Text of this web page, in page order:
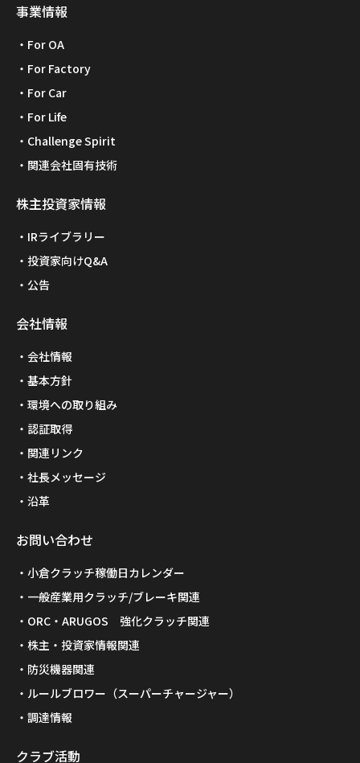
事業情報
For OA
For Factory
For Car
For Life
Challenge Spirit
関連会社固有技術
株主投資家情報
IRライブラリー
投資家向けQ&A
公告
会社情報
会社情報
基本方針
環境への取り組み
認証取得
関連リンク
社長メッセージ
沿革
お問い合わせ
小倉クラッチ稼働日カレンダー
一般産業用クラッチ/ブレーキ関連
ORC・ARUGOS 強化クラッチ関連
株主・投資家情報関連
防災機器関連
ルールブロワー（スーパーチャージャー）
調達情報
クラブ活動